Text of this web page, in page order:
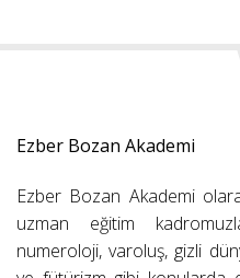
Ezber Bozan Akademi
Ezber Bozan Akademi
uzman eğitim
numeroloji, varoluş, gizli